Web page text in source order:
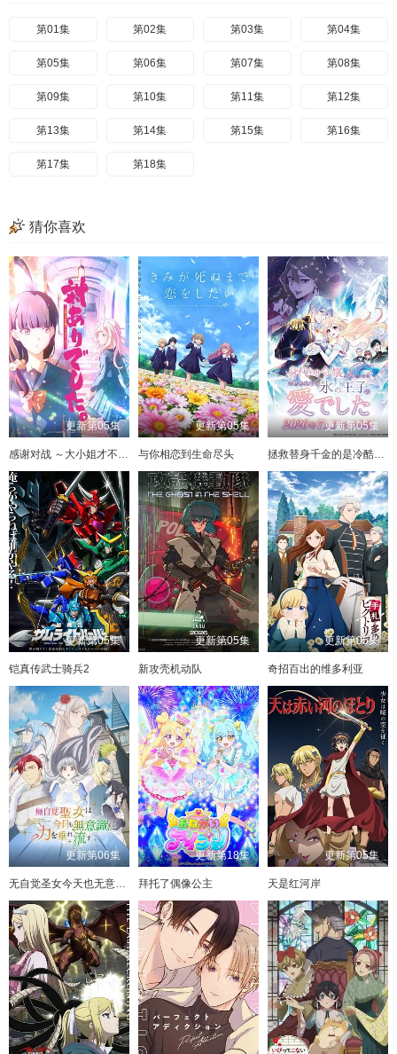
第01集 第02集 第03集 第04集
第05集 第06集 第07集 第08集
第09集 第10集 第11集 第12集
第13集 第14集 第15集 第16集
第17集 第18集
猜你喜欢
更新第05集
感谢对战 ～大小姐才不玩格斗游戏～
更新第05集
与你相恋到生命尽头
更新第05集
拯救替身千金的是冷酷无情冰之王子的爱
更新第05集
铠真传武士骑兵2
更新第05集
新攻壳机动队
更新第05集
奇招百出的维多利亚
更新第06集
无自觉圣女今天也无意识地释放力量
更新第18集
拜托了偶像公主
更新第05集
天是红河岸